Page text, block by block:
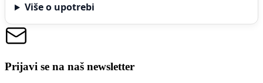
Više o upotrebi
Prijavi se na naš newsletter